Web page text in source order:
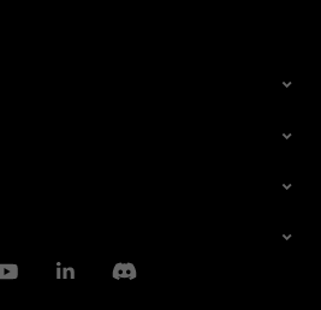
LinkedinDiscord